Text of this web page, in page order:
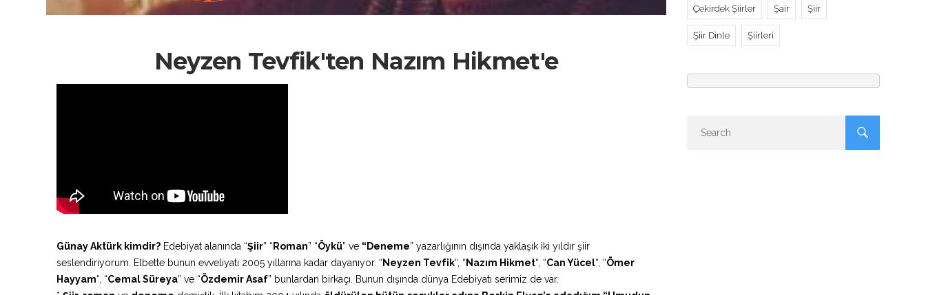
Neyzen Tevfik'ten Nazım Hikmet'e
Günay Aktürk kimdir? Edebiyat alanında “Şiir” “ Roman” “Öykü” ve “Deneme” yazarlığının dışında yaklaşık iki yıldır şiir
seslendiriyorum. Elbette bunun evveliyatı 2005 yıllarına kadar dayanıyor. “Neyzen Tevfik“, “Nazım Hikmet“, “Can Yücel“, “Ömer
Hayyam“, “Cemal Süreya” ve “Özdemir Asaf” bunlardan birkaçı. Bunun dışında dünya Edebiyatı serimiz de var.
Çekirdek Şiirler Şair Şiir
Şiir Dinle Şiirleri